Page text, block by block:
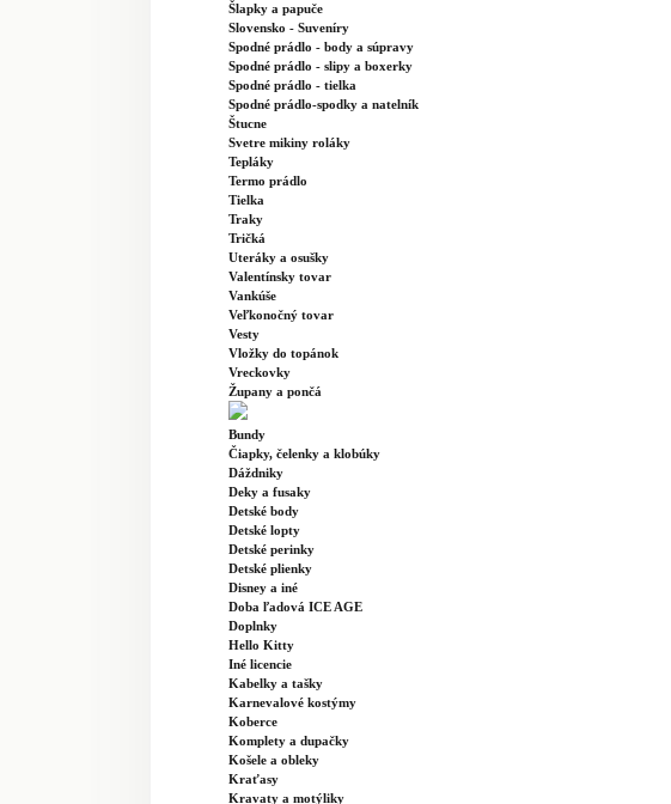
Šlapky a papuče
Slovensko - Suveníry
Spodné prádlo - body a súpravy
Spodné prádlo - slipy a boxerky
Spodné prádlo - tielka
Spodné prádlo-spodky a natelník
Štucne
Svetre mikiny roláky
Tepláky
Termo prádlo
Tielka
Traky
Tričká
Uteráky a osušky
Valentínsky tovar
Vankúše
Veľkonočný tovar
Vesty
Vložky do topánok
Vreckovky
Župany a pončá
Bundy
Čiapky, čelenky a klobúky
Dáždniky
Deky a fusaky
Detské body
Detské lopty
Detské perinky
Detské plienky
Disney a iné
Doba ľadová ICE AGE
Doplnky
Hello Kitty
Iné licencie
Kabelky a tašky
Karnevalové kostýmy
Koberce
Komplety a dupačky
Košele a obleky
Kraťasy
Kravaty a motýliky